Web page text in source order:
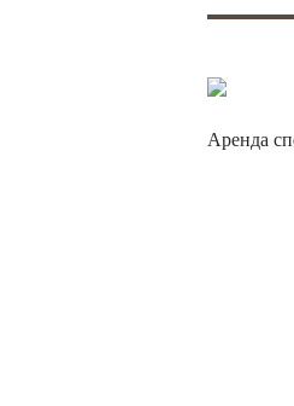
Аренда